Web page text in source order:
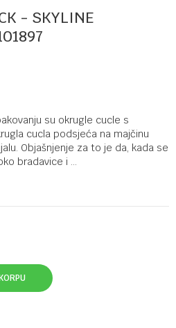
- SKYLINE
su okrugle cucle s
cucla podsjeća na majčinu
Objašnjenje za to je da, kada se
bradavice i ...